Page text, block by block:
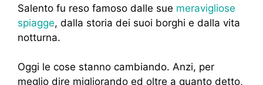
Salento fu reso famoso dalle sue meravigliose
spiagge, dalla storia dei suoi borghi e dalla vita
notturna.
Oggi le cose stanno cambiando. Anzi, per
meglio dire migliorando ed oltre a quanto detto,